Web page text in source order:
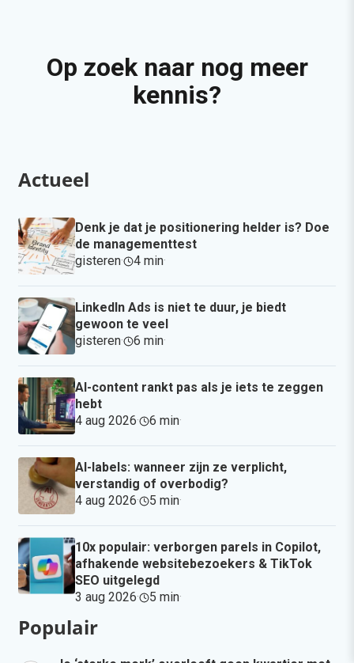
Op zoek naar nog meer
kennis?
Actueel
Denk je dat je positionering helder is? Doe
de managementtest
gisteren· 4 min·
LinkedIn Ads is niet te duur, je biedt
gewoon te veel
gisteren· 6 min·
AI-content rankt pas als je iets te zeggen
hebt
4 aug 2026· 6 min·
AI-labels: wanneer zijn ze verplicht,
verstandig of overbodig?
4 aug 2026· 5 min·
10x populair: verborgen parels in Copilot,
afhakende websitebezoekers & TikTok
SEO uitgelegd
3 aug 2026· 5 min·
Populair